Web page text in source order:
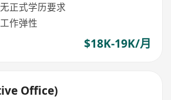
正式学历要求
作弹性
$18K-19K/月
Office)